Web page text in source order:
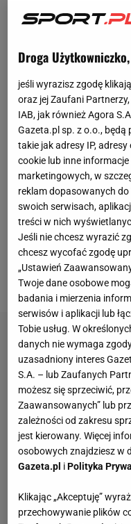
Zaczęło się na
zgrupowanie, a
Gdy jednak
okazało się, że
na nogach. Trener
postanowił, że nie
w tym momencie za
kadrowicze. Prym w
Zbigniew Boniek,
Żmuda. Jak mówił
postawili na ostrzu
Rzymu, albo nie leci
przypieczętował
Droga
jeśli wyrazisz zgodę
oraz jej Zaufani
IAB, jak również Agora
Gazeta.pl sp. z o.o.,
takie jak adresy IP,
cookie lub inne
marketingowych, w
reklam dopasowanych
swoich serwisach,
treści w nich
Jeśli nie chcesz wyrazić
chcesz wycofać zgodę
„Ustawień
Twoje dane osobowe
badania i mierzenia
serwisów i aplikacji lub
Tobie usług. W
danych nie wymaga
uzasadniony interes
S.A. – lub Zaufanych
możesz się sprzeciwić,
Zaawansowanych” lub
zależności od zakresu
jest kierowany. Więcej
osobowych znajdziesz w
Gazeta.pl iPolityka
Klikając „Akceptuję”
przechowywanie plików